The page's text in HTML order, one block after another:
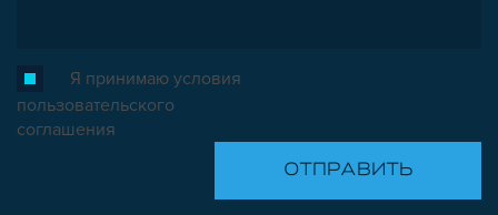
Я принимаю условия
пользовательского
соглашения